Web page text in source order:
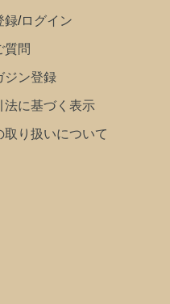
録/ログイン
質問
ジン登録
法に基づく表示
取り扱いについて